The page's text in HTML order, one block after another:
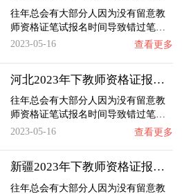
往年总会有大部分人因为没有留意教
师资格证笔试报名时间导致错过笔…
2023-05-16
查看更多
河北2023年下教师资格证报名时间、入口及流程…
往年总会有大部分人因为没有留意教
师资格证笔试报名时间导致错过笔…
2023-05-16
查看更多
新疆2023年下教师资格证报名时间、入口及流程…
往年总会有大部分人因为没有留意教